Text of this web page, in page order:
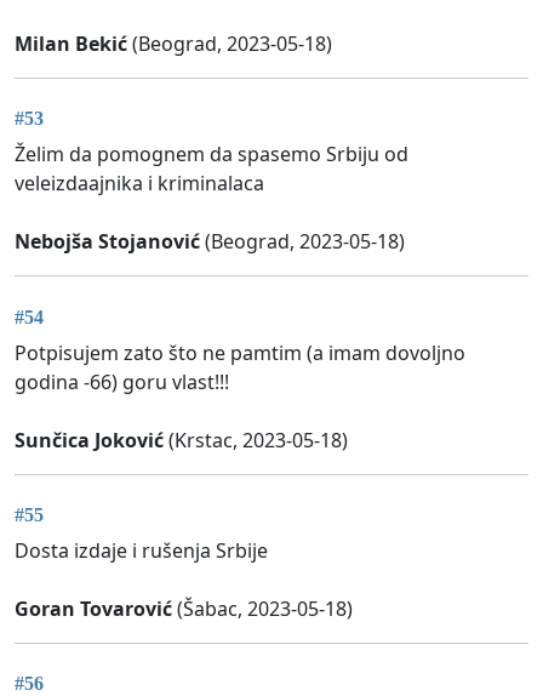
Milan Bekić(Beograd, 2023-05-18)
#53
Želim da pomognem da spasemo Srbiju od
veleizdaajnika i kriminalaca
Nebojša Stojanović(Beograd, 2023-05-18)
#54
Potpisujem zato što ne pamtim (a imam dovoljno
godina -66) goru vlast!!!
Sunčica Joković(Krstac, 2023-05-18)
#55
Dosta izdaje i rušenja Srbije
Goran Tovarović(Šabac, 2023-05-18)
#56